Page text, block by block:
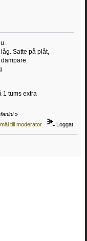
Satte på plåt,
1 tums extra
»
till moderator
Loggat